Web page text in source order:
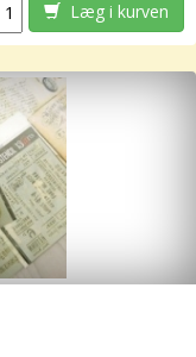
Læg i kurven